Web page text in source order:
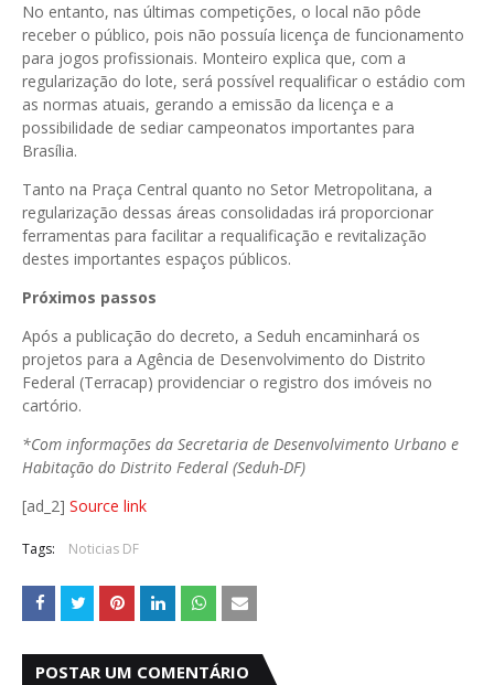
No entanto, nas últimas competições, o local não pôde
receber o público, pois não possuía licença de funcionamento
para jogos profissionais. Monteiro explica que, com a
regularização do lote, será possível requalificar o estádio com
as normas atuais, gerando a emissão da licença e a
possibilidade de sediar campeonatos importantes para
Brasília.
Tanto na Praça Central quanto no Setor Metropolitana, a
regularização dessas áreas consolidadas irá proporcionar
ferramentas para facilitar a requalificação e revitalização
destes importantes espaços públicos.
Próximos passos
Após a publicação do decreto, a Seduh encaminhará os
projetos para a Agência de Desenvolvimento do Distrito
Federal (Terracap) providenciar o registro dos imóveis no
cartório.
*Com informações da Secretaria de Desenvolvimento Urbano e
Habitação do Distrito Federal (Seduh-DF)
[ad_2] Source link
Tags: Noticias DF
POSTAR UM COMENTÁRIO